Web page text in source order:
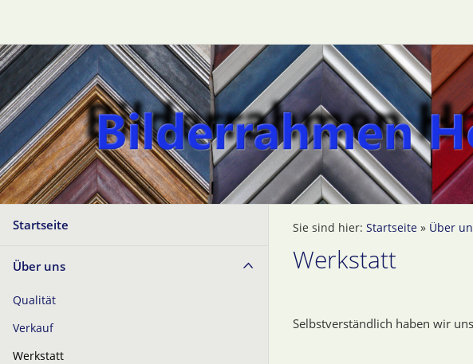
Startseite
Über uns
Qualität
Verkauf
Werkstatt
Sie sind hier: Startseite » Über
Werkstatt
Selbstverständlich haben wir